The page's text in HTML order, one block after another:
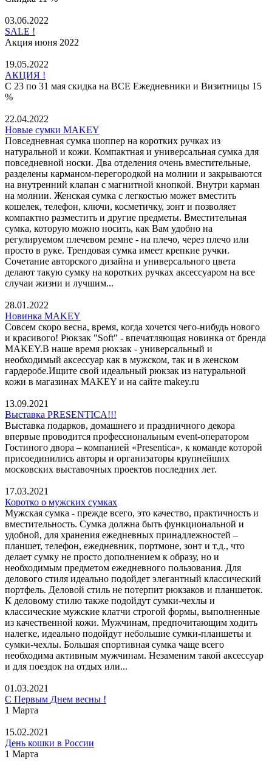
03.06.2022
SALE !
Акция июня 2022
19.05.2022
АКЦИЯ !
С 23 по 31 мая скидка на ВСЕ Ежедневники и Визитницы 15
%
22.04.2022
Новые сумки MAKEY
Повседневная сумка шоппер на коротких ручках из
натуральной и кожи. Компактная и универсальная сумка для
повседневной носки. Два отделения очень вместительные,
разделены карманом-перегородкой на молнии и закрываются
на внутренний клапан с магнитной кнопкой. Внутри карман
на молнии. Женская сумка с легкостью может вместить
кошелек, телефон, ключи, косметичку, зонт и позволяет
компактно разместить и другие предметы. Вместительная
сумка, которую можно носить, как Вам удобно на
регулируемом плечевом ремне - на плечо, через плечо или
просто в руке. Трендовая сумка имеет крепкие ручки.
Сочетание авторского дизайна и универсального цвета
делают такую сумку на коротких ручках аксессуаром на все
случаи жизни и лучшим...
28.01.2022
Новинка MAKEY
Совсем скоро весна, время, когда хочется чего-нибудь нового
и красивого! Рюкзак "Soft" - впечатляющая новинка от бренда
MAKEY.В наше время рюкзак - универсальный и
необходимый аксессуар как в мужском, так и в женском
гардеробе.Ищите свой идеальный рюкзак из натуральной
кожи в магазинах MAKEY и на сайте makey.ru
13.09.2021
Выставка PRESENTICA!!!
Выставка подарков, домашнего и праздничного декора
впервые проводится профессиональным event-оператором
Гостиного двора – компанией «Presentica», к команде которой
присоединились авторы и организаторы крупнейших
московских выставочных проектов последних лет.
17.03.2021
Коротко о мужских сумках
Мужская сумка - прежде всего, это качество, практичность и
вместительность. Сумка должна быть функциональной и
удобной, для хранения ежедневных принадлежностей –
планшет, телефон, ежедневник, портмоне, зонт и т.д., что
делает сумку не просто дополнением к образу, но и
необходимым предметом ежедневного пользования. Для
делового стиля идеально подойдет элегантный классический
портфель. Деловой стиль не потерпит рюкзаков и планшеток.
К деловому стилю также подойдут сумки-чехлы и
классические мужские клатчи строгой формы, выполненные
из качественной кожи. Мужчинам, предпочитающим ходить
налегке, идеально подойдут небольшие сумки-планшеты и
сумки-чехлы. Большая спортивная сумка чаще всего
необходима активным мужчинам. Незаменим такой аксессуар
и для поездок на отдых или...
01.03.2021
С Первым Днем весны !
1 Марта
15.02.2021
День кошки в России
1 Марта